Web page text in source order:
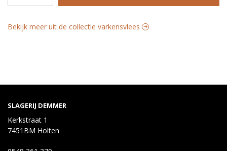
Bekijk meer uit de collectie varkensvlees
SLAGERIJ DEMMER
Kerkstraat 1
7451BM Holten